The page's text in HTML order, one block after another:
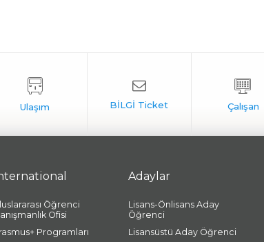
Öğrenci
Ofisi
Programları
Adaylar
Lisans-Önlisans Aday
Öğrenci
Lisansüstü Aday Öğrenci